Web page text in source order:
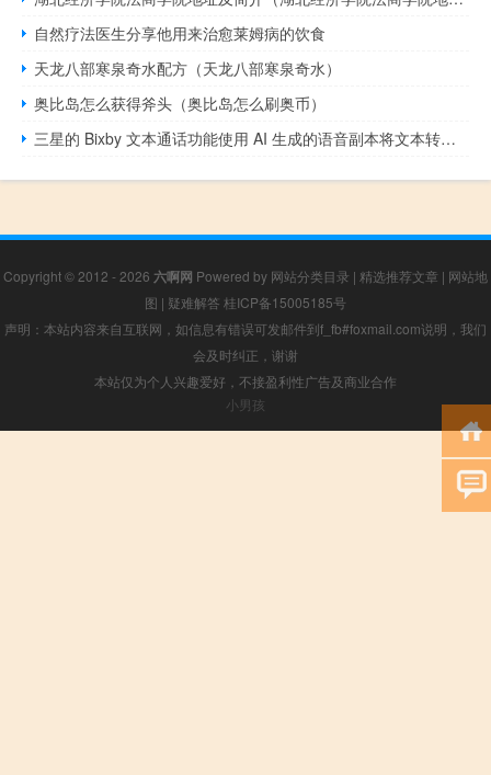
自然疗法医生分享他用来治愈莱姆病的饮食
天龙八部寒泉奇水配方（天龙八部寒泉奇水）
奥比岛怎么获得斧头（奥比岛怎么刷奥币）
三星的 Bixby 文本通话功能使用 AI 生成的语音副本将文本转换为语音
Copyright © 2012 - 2026 六啊网 Powered by 网站分类目录 | 精选推荐文章 | 网站地
图 | 疑难解答 桂ICP备15005185号
声明：本站内容来自互联网，如信息有错误可发邮件到f_fb#foxmail.com说明，我们
会及时纠正，谢谢
本站仅为个人兴趣爱好，不接盈利性广告及商业合作
小男孩